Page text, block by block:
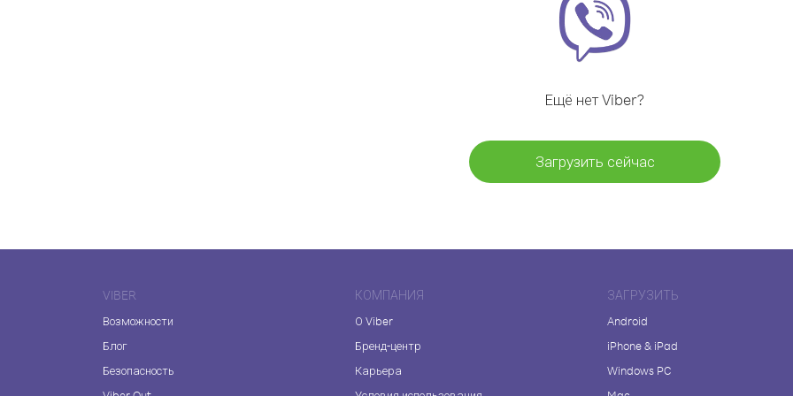
Ещё нет Viber?
Загрузить сейчас
VIBER
Возможности
Блог
Безопасность
КОМПАНИЯ
О Viber
Бренд-центр
Карьера
ЗАГРУЗИТЬ
Android
iPhone & iPad
Windows PC